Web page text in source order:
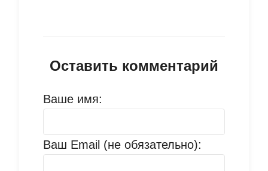
Оставить комментарий
Ваше имя:
Ваш Email (не обязательно):